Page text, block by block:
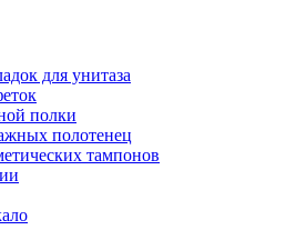
для унитаза
полки
полотенец
тампонов